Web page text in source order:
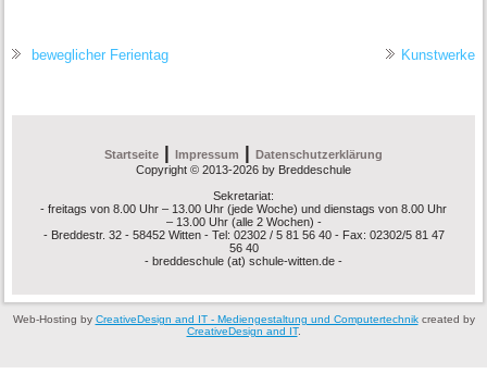
beweglicher Ferientag Kunstwerke
Startseite Impressum
Datenschutzerklärung
Copyright © 2013-2026 by Breddeschule
Sekretariat:
- freitags von 8.00 Uhr – 13.00 Uhr (jede Woche) und dienstags von 8.00 Uhr
– 13.00 Uhr (alle 2 Wochen) -
- Breddestr. 32 - 58452 Witten - Tel: 02302 / 5 81 56 40 - Fax: 02302/5 81 47
56 40
- breddeschule (at) schule-witten.de -
Web-Hosting by CreativeDesign and IT - Mediengestaltung und Computertechnikcreated by
CreativeDesign and IT.